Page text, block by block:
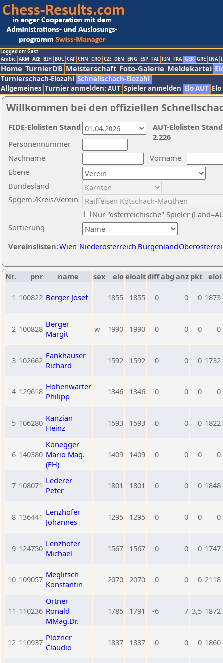
Logged on: Gast
Arabic ARM AZE BIH BUL CAT CHN CRO CZE DEN ENG ESP FAI FIN FRA GER GRE INA
Home TurnierDB Meisterschaft Foto-Galerie Meldekartei
Turnierschach-Elozahl Schnellschach-Elozahl
Allgemeines Turnier anmelden: AUT Spieler anmelden Elo AUT
Willkommen bei den offiziellen
Nachname
Vorname
Ebene
Sortierung
Personennummer
Bundesland
Spgem./Kreis/Verein
Nur "österreichische" Spieler
Vereinslisten:Wien Niederösterreich Burgenland
AUT-Elolisten
2.226
FIDE-Elolisten Stand
Nr. pnr name sex eloeloaltdiffabg anz pkt eloi
1 100822 Berger Josef 1855 1855 0 0 0 1873
2 100828 Berger
Margit
w 1990 1990 0 0 0 0
3 102662 Fankhauser
Richard
1592 1592 0 0 0 1732
4 129618 Hohenwarter
Philipp
1346 1346 0 0 0 0
5 106280 Kanzian
Heinz
1593 1593 0 0 0 1822
6 140380
Konegger
Mario Mag.
(FH)
1409 1409 0 0 0 0
7 108071 Lederer
Peter
1801 1801 0 0 0 1848
8 136441 Lenzhofer
Johannes
1295 1295 0 0 0 0
9 124750 Lenzhofer
Michael
1567 1567 0 0 0 1747
10 109057 Meglitsch
Konstantin
2070 2070 0 0 0 2118
11 110236
Ortner
Ronald
MMag.Dr.
1785 1791 -6 7 3,5 1872
12 110937 Plozner
Claudio
1837 1837 0 0 0 1860